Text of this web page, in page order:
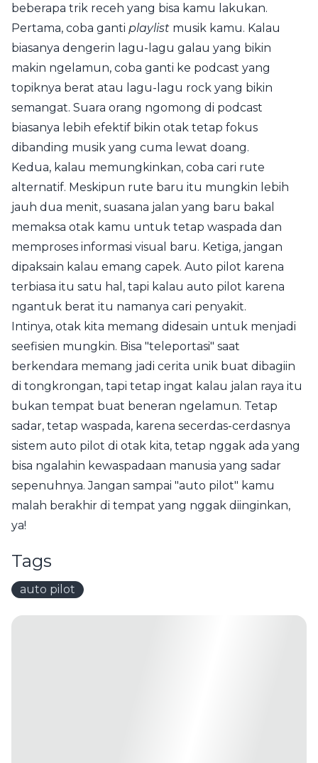
beberapa trik receh yang bisa kamu lakukan.
Pertama, coba ganti playlist musik kamu. Kalau
biasanya dengerin lagu-lagu galau yang bikin
makin ngelamun, coba ganti ke podcast yang
topiknya berat atau lagu-lagu rock yang bikin
semangat. Suara orang ngomong di podcast
biasanya lebih efektif bikin otak tetap fokus
dibanding musik yang cuma lewat doang.
Kedua, kalau memungkinkan, coba cari rute
alternatif. Meskipun rute baru itu mungkin lebih
jauh dua menit, suasana jalan yang baru bakal
memaksa otak kamu untuk tetap waspada dan
memproses informasi visual baru. Ketiga, jangan
dipaksain kalau emang capek. Auto pilot karena
terbiasa itu satu hal, tapi kalau auto pilot karena
ngantuk berat itu namanya cari penyakit.
Intinya, otak kita memang didesain untuk menjadi
seefisien mungkin. Bisa "teleportasi" saat
berkendara memang jadi cerita unik buat dibagiin
di tongkrongan, tapi tetap ingat kalau jalan raya itu
bukan tempat buat beneran ngelamun. Tetap
sadar, tetap waspada, karena secerdas-cerdasnya
sistem auto pilot di otak kita, tetap nggak ada yang
bisa ngalahin kewaspadaan manusia yang sadar
sepenuhnya. Jangan sampai "auto pilot" kamu
malah berakhir di tempat yang nggak diinginkan,
ya!
Tags
auto pilot